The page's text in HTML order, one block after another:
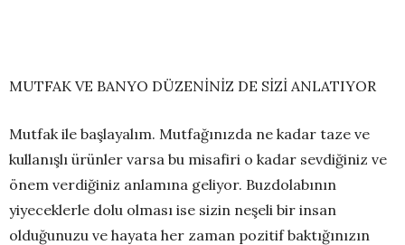
MUTFAK VE BANYO DÜZENİNİZ DE SİZİ ANLATIYOR
Mutfak ile başlayalım. Mutfağınızda ne kadar taze ve
kullanışlı ürünler varsa bu misafiri o kadar sevdiğiniz ve
önem verdiğiniz anlamına geliyor. Buzdolabının
yiyeceklerle dolu olması ise sizin neşeli bir insan
olduğunuzu ve hayata her zaman pozitif baktığınızın